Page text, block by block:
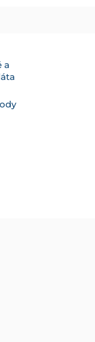
a